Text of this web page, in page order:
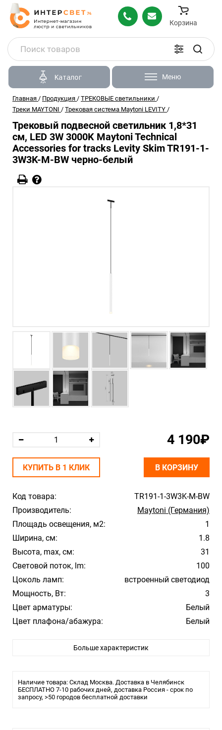
Корзина
Каталог Меню
Главная / Продукция / ТРЕКОВЫЕ светильники /
Треки MAYTONI / Трековая система Maytoni LEVITY /
Трековый подвесной светильник 1,8*31
см, LED 3W 3000K Maytoni Technical
Accessories for tracks Levity Skim TR191-1-
3W3K-M-BW черно-белый
Код товара:
TR191-1-3W3K-M-BW
Производитель:
Maytoni (Германия)
Площадь освещения, м2:
1
Ширина, см:
1.8
Высота, max, см:
31
Световой поток, lm:
100
Цоколь ламп:
встроенный светодиод
Мощность, Вт:
3
Цвет арматуры:
Белый
Цвет плафона/абажура:
Белый
Температура свечения:
Ширина, см: 1,8
Высота, см: 31
Больше характеристик
Наличие товара: Склад Москва. Доставка в Челябинск
БЕСПЛАТНО 7-10 рабочих дней, доставка Россия - срок по
запросу, >50 городов бесплатной доставки
4 190₽
КУПИТЬ В 1 КЛИК В КОРЗИНУ